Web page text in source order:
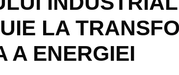
LA
A ENERGIEI